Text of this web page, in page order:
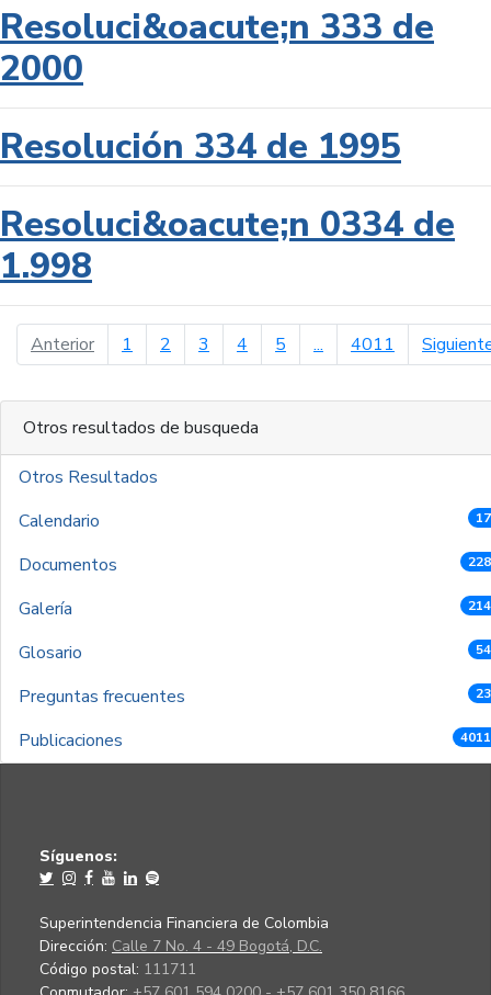
Resoluci&oacute;n 333 de
2000
Resolución 334 de 1995
Resoluci&oacute;n 0334 de
1.998
Anteriorpágina anterior
1 2 3 4 5 ... 4011
Otros resultados de busqueda
Otros Resultados
Calendario
Documentos
Galería
Glosario
Preguntas frecuentes
Publicaciones
Síguenos:
Superintendencia Financiera de Colombia
Dirección: Calle 7 No. 4 - 49 Bogotá, D.C.
Código postal: 111711